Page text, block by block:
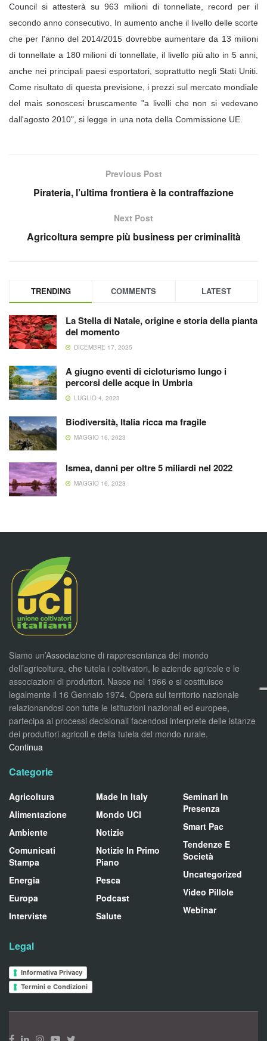
Council si attesterà su 963 milioni di tonnellate, record per il
secondo anno consecutivo. In aumento anche il livello delle scorte
che per l'anno del 2014/2015 dovrebbe aumentare da 13 milioni
di tonnellate a 180 milioni di tonnellate, il livello più alto in 5 anni,
anche nei principali paesi esportatori, soprattutto negli Stati Uniti.
Come risultato di questa previsione, i prezzi sul mercato mondiale
del mais sonoscesi bruscamente "a livelli che non si vedevano
dall'agosto 2010", si legge in una nota della Commissione UE.
Previous Post
Pirateria, l’ultima frontiera è la contraffazione
Next Post
Agricoltura sempre più business per criminalità
TRENDING COMMENTS LATEST
La Stella di Natale, origine e storia della pianta
del momento
DICEMBRE 17, 2025
A giugno eventi di cicloturismo lungo i
percorsi delle acque in Umbria
LUGLIO 4, 2023
Biodiversità, Italia ricca ma fragile
MAGGIO 16, 2023
Ismea, danni per oltre 5 miliardi nel 2022
MAGGIO 16, 2023
Siamo un’Associazione di rappresentanza del mondo
dell’agricoltura, che tutela i coltivatori, le aziende agricole e le
associazioni di produttori. Nasce nel 1966 e si costituisce
legalmente il 16 Gennaio 1974. Opera sul territorio nazionale
relazionandosi con tutte le Istituzioni nazionali ed europee,
partecipa ai processi decisionali facendosi interprete delle istanze
dei produttori agricoli e della tutela del mondo rurale.
Continua
Categorie
Agricoltura
Alimentazione
Ambiente
Comunicati
Stampa
Energia
Europa
Interviste
Made In Italy
Mondo UCI
Notizie
Notizie In Primo
Piano
Pesca
Podcast
Salute
Seminari In
Presenza
Smart Pac
Tendenze E
Società
Uncategorized
Video Pillole
Webinar
Legal
Informativa Privacy
Termini e Condizioni